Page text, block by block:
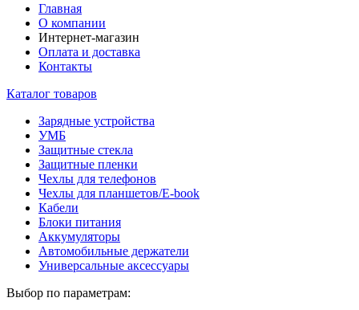
Главная
О компании
Интернет-магазин
Оплата и доставка
Контакты
Каталог товаров
Зарядные устройства
УМБ
Защитные стекла
Защитные пленки
Чехлы для телефонов
Чехлы для планшетов/E-book
Кабели
Блоки питания
Аккумуляторы
Автомобильные держатели
Универсальные аксессуары
Выбор по параметрам: